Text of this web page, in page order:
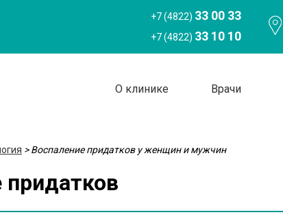
+7 (4822) 33 00 33
+7 (4822) 33 10 10
О клинике Врачи
>Воспаление придатков у женщин и мужчин
придатков